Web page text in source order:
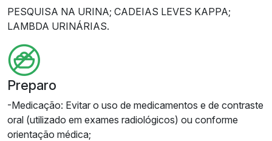
PESQUISA NA URINA; CADEIAS LEVES KAPPA;
LAMBDA URINÁRIAS.
Preparo
-Medicação: Evitar o uso de medicamentos e de contraste
oral (utilizado em exames radiológicos) ou conforme
orientação médica;